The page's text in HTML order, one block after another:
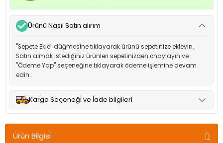
Ürünü Nasıl Satın alırım
"Sepete Ekle" düğmesine tıklayarak ürünü sepetinize ekleyin.
Satın almak istediğiniz ürünleri sepetinizden onaylayın ve
"Ödeme Yap" seçeneğine tıklayarak ödeme işlemine devam
edin.
Kargo Seçeneği ve İade bilgileri
adresinize teslim edilir.
Ürün Bilgisi